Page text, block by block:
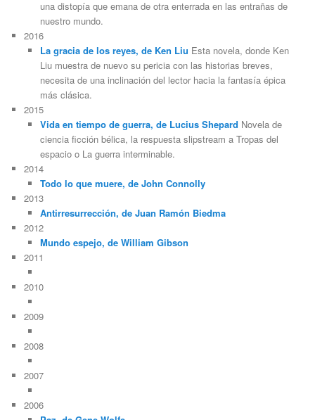
una distopía que emana de otra enterrada en las entrañas de
nuestro mundo.
2016
La gracia de los reyes, de Ken Liu Esta novela, donde Ken
Liu muestra de nuevo su pericia con las historias breves,
necesita de una inclinación del lector hacia la fantasía épica
más clásica.
2015
Vida en tiempo de guerra, de Lucius Shepard Novela de
ciencia ficción bélica, la respuesta slipstream a Tropas del
espacio o La guerra interminable.
2014
Todo lo que muere, de John Connolly
2013
Antirresurrección, de Juan Ramón Biedma
2012
Mundo espejo, de William Gibson
2011
2010
2009
2008
2007
2006